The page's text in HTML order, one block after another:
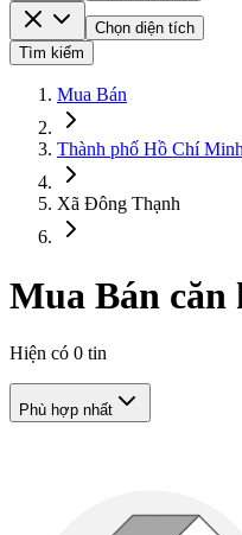
Chọn diện tích
Tìm kiếm
Mua Bán
Thành phố Hồ Chí Minh
Xã Đông Thạnh
Mua Bán căn
Hiện có 0 tin
Phù hợp nhất